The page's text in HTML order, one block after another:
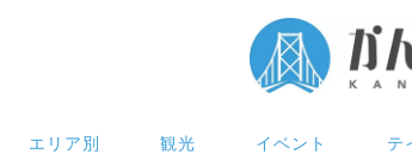
エリア別 観光 イベント テ